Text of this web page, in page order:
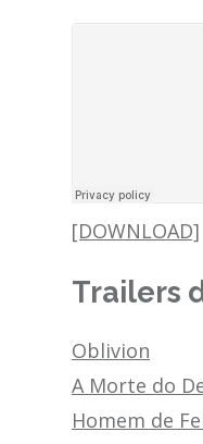
[DOWNLOAD]
Trailers
Oblivion
A Morte do
Homem de